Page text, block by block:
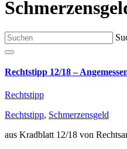
Rechtstipp 12/18 –
Rechtstipp
Rechtstipp, Schmerzensgeld
aus Kradblatt 12/18 von